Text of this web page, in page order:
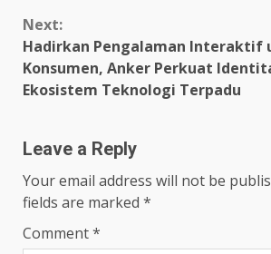
Next:
Hadirkan Pengalaman Interaktif
Konsumen, Anker Perkuat
Ekosistem Teknologi Terpadu
Leave a Reply
Your email address will not be
fields are marked *
Comment*